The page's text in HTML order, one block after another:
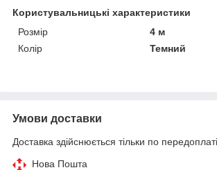
Користувальницькі характеристики
Розмір
4 м
Колір
Темний
Умови доставки
Доставка здійснюється тільки по передоплаті.
Нова Пошта